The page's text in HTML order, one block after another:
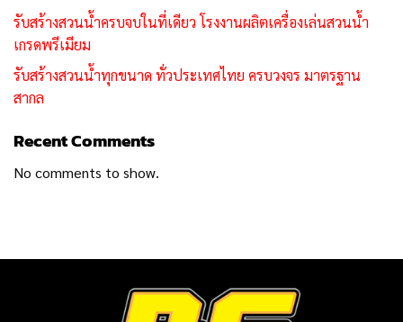
รับสร้างสวนน้ำครบจบในที่เดียว โรงงานผลิตเครื่องเล่นสวนน้ำ
เกรดพรีเมียม
รับสร้างสวนน้ำทุกขนาด ทั่วประเทศไทย ครบวงจร มาตรฐาน
สากล
Recent Comments
No comments to show.